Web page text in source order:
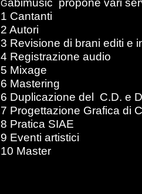
G
1 Cantanti
2 Autori
3 Revisione di brani editi e
4 Registrazione audio
5 Mixage
6 Mastering
6 Duplicazione del C.D. e
7 Progettazione Grafica di
8 Pratica SIAE
9 Eventi artistici
10 Master